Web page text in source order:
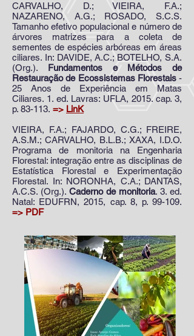
CARVALHO, D.; VIEIRA, F.A.;
NAZARENO, A.G.; ROSADO, S.C.S.
Tamanho efetivo populacional e número de
árvores matrizes para a coleta de
sementes de espécies arbóreas em áreas
ciliares. In: DAVIDE, A.C.; BOTELHO, S.A.
(Org.). Fundamentos e Métodos de
Restauração de Ecossistemas Florestais-
25 Anos de Experiência em Matas
Ciliares. 1. ed. Lavras: UFLA, 2015. cap. 3,
p. 83-113. => LinK
VIEIRA, F.A.; FAJARDO, C.G.; FREIRE,
A.S.M.; CARVALHO, B.L.B.; XAXA, I.D.O.
Programa de monitoria na Engenharia
Florestal: integração entre as disciplinas de
Estatística Florestal e Experimentação
Florestal. In: NORONHA, C.A.; DANTAS,
A.C.S. (Org.). Caderno de monitoria. 3. ed.
Natal: EDUFRN, 2015, cap. 8, p. 99-109.
=> PDF